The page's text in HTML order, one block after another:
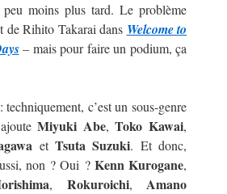
moins plus tard. Le problème
de Rihito Takarai dans Welcome to
– mais pour faire un podium, ça
c’est un sous-genre
Miyuki Abe,Toko Kawai,
et Tsuta Suzuki. Et donc,
non ? Oui ? Kenn Kurogane,
, Rokuroichi, Amano